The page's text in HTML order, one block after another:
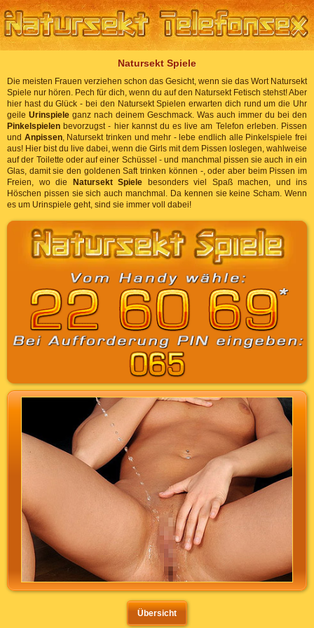
Natursekt Spiele
Die meisten Frauen verziehen schon das Gesicht, wenn sie das Wort Natursekt
Spiele nur hören. Pech für dich, wenn du auf den Natursekt Fetisch stehst! Aber
hier hast du Glück - bei den Natursekt Spielen erwarten dich rund um die Uhr
geile Urinspiele ganz nach deinem Geschmack. Was auch immer du bei den
Pinkelspielen bevorzugst - hier kannst du es live am Telefon erleben. Pissen
und Anpissen, Natursekt trinken und mehr - lebe endlich alle Pinkelspiele frei
aus! Hier bist du live dabei, wenn die Girls mit dem Pissen loslegen, wahlweise
auf der Toilette oder auf einer Schüssel - und manchmal pissen sie auch in ein
Glas, damit sie den goldenen Saft trinken können -, oder aber beim Pissen im
Freien, wo die
Natursekt Spiele besonders viel Spaß machen, und ins
Höschen pissen sie sich auch manchmal. Da kennen sie keine Scham. Wenn
es um Urinspiele geht, sind sie immer voll dabei!
Übersicht